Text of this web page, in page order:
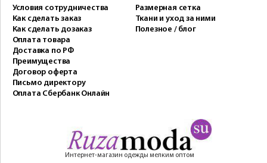
Условия сотрудничества
Как сделать заказ
Как сделать дозаказ
Оплата товара
Доставка по РФ
Преимущества
Договор оферта
Письмо директору
Оплата Сбербанк Онлайн
Размерная сетка
Ткани и уход за ними
Полезное / блог
Интернет-магазин одежды мелким оптом